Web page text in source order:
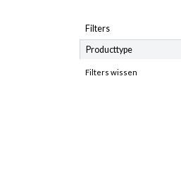
Filters
Producttype
Filters wissen